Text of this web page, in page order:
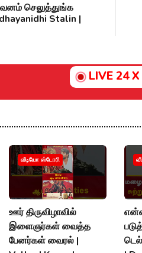
செலுத்துங்க
Stalin |
LIVE 24
வீடியோ ஸ்டோரி
ஊர் திருவிழாவில்
இளைஞர்கள் வைத்த
பேனர்கள் வைரல் |